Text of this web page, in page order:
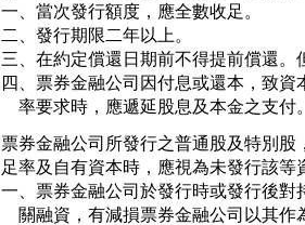
一、當次發行額度，應全數收足。
二、發行期限二年以上。
三、在約定償還日期前不得提前償還。
四、票券金融公司因付息或還本，致
    率要求時，應遞延股息及本金之支付。
票券金融公司所發行之普通股及特別
足率及自有資本時，應視為未發行該等
一、票券金融公司於發行時或發行後對
關融資，有減損票券金融公司以其